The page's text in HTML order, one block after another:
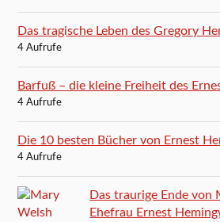
Das tragische Leben des Gregory
4 Aufrufe
Barfuß – die kleine Freiheit des
4 Aufrufe
Die 10 besten Bücher von Ernest
4 Aufrufe
Das traurige Ende von
Ehefrau Ernest